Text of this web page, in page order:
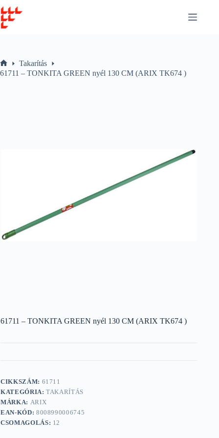
to
content
Home
Takarítás
61711 – TONKITA GREEN nyél 130 CM (ARIX TK674 )
61711 – TONKITA GREEN nyél 130 CM (ARIX TK674 )
CIKKSZÁM: 61711
KATEGÓRIA:TAKARÍTÁS
MÁRKA: ARIX
EAN-KÓD: 8008990006745
CSOMAGOLÁS: 12